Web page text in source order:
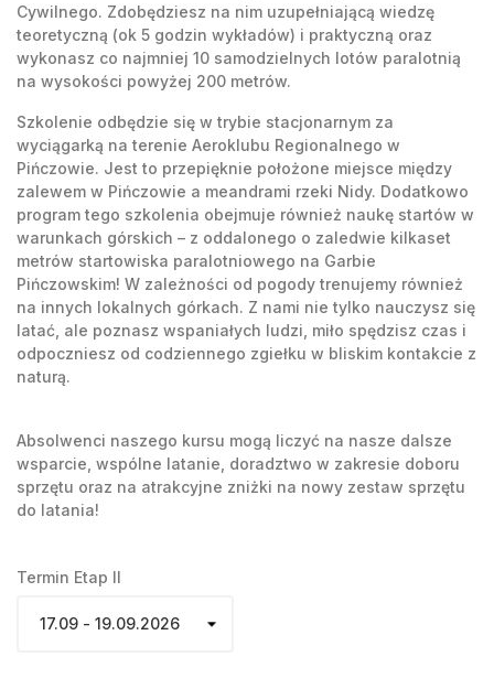
Cywilnego. Zdobędziesz na nim uzupełniającą wiedzę
teoretyczną (ok 5 godzin wykładów) i praktyczną oraz
wykonasz co najmniej 10 samodzielnych lotów paralotnią
na wysokości powyżej 200 metrów.
Szkolenie odbędzie się w trybie stacjonarnym za
wyciągarką na terenie Aeroklubu Regionalnego w
Pińczowie. Jest to przepięknie położone miejsce między
zalewem w Pińczowie a meandrami rzeki Nidy. Dodatkowo
program tego szkolenia obejmuje również naukę startów w
warunkach górskich – z oddalonego o zaledwie kilkaset
metrów startowiska paralotniowego na Garbie
Pińczowskim! W zależności od pogody trenujemy również
na innych lokalnych górkach. Z nami nie tylko nauczysz się
latać, ale poznasz wspaniałych ludzi, miło spędzisz czas i
odpoczniesz od codziennego zgiełku w bliskim kontakcie z
naturą.
Absolwenci naszego kursu mogą liczyć na nasze dalsze
wsparcie, wspólne latanie, doradztwo w zakresie doboru
sprzętu oraz na atrakcyjne zniżki na nowy zestaw sprzętu
do latania!
Termin Etap II